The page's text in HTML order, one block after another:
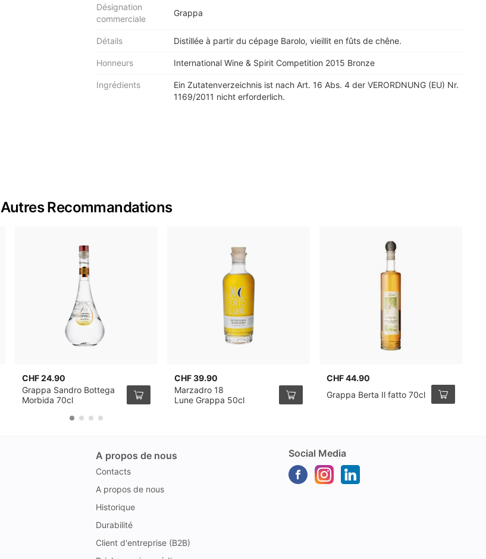
Désignation
commerciale
Grappa
Détails Distillée à partir du cépage Barolo, vieillit en fûts de chêne.
Honneurs International Wine & Spirit Competition 2015 Bronze
Ingrédients
Ein Zutatenverzeichnis ist nach Art. 16 Abs. 4 der VERORDNUNG (EU) Nr.
1169/2011 nicht erforderlich.
Autres Recommandations
CHF 24.90
Grappa Sandro Bottega
Morbida 70cl
CHF 39.90
Marzadro 18
Lune Grappa 50cl
CHF 44.90
Grappa Berta Il fatto 70cl
A propos de nous
Contacts
A propos de nous
Historique
Durabilité
Client d'entreprise (B2B)
Social Media